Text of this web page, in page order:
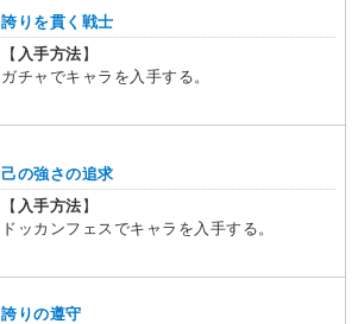
誇りを貫く戦士
【 入手方法 】
ガチャでキャラを入手する。
己の強さの追求
【 入手方法 】
ドッカンフェスでキャラを入手する。
誇りの遵守